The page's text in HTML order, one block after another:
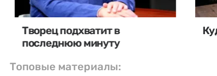
Творец подхватит в
последнюю минуту
Топовые материалы: